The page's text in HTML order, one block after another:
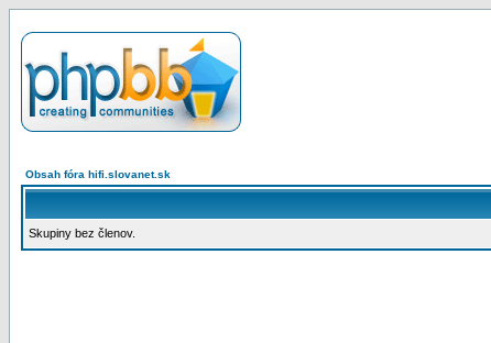
Obsah fóra hifi.slovanet.sk
Skupiny bez členov.